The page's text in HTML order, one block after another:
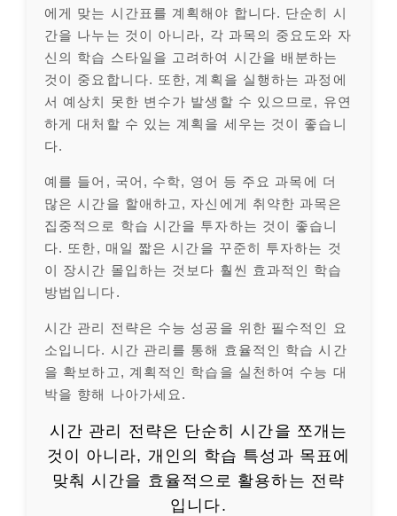
에게 맞는 시간표를 계획해야 합니다. 단순히 시
간을 나누는 것이 아니라, 각 과목의 중요도와 자
신의 학습 스타일을 고려하여 시간을 배분하는
것이 중요합니다. 또한, 계획을 실행하는 과정에
서 예상치 못한 변수가 발생할 수 있으므로, 유연
하게 대처할 수 있는 계획을 세우는 것이 좋습니
다.
예를 들어, 국어, 수학, 영어 등 주요 과목에 더
많은 시간을 할애하고, 자신에게 취약한 과목은
집중적으로 학습 시간을 투자하는 것이 좋습니
다. 또한, 매일 짧은 시간을 꾸준히 투자하는 것
이 장시간 몰입하는 것보다 훨씬 효과적인 학습
방법입니다.
시간 관리 전략은 수능 성공을 위한 필수적인 요
소입니다. 시간 관리를 통해 효율적인 학습 시간
을 확보하고, 계획적인 학습을 실천하여 수능 대
박을 향해 나아가세요.
시간 관리 전략은 단순히 시간을 쪼개는
것이 아니라, 개인의 학습 특성과 목표에
맞춰 시간을 효율적으로 활용하는 전략
입니다.